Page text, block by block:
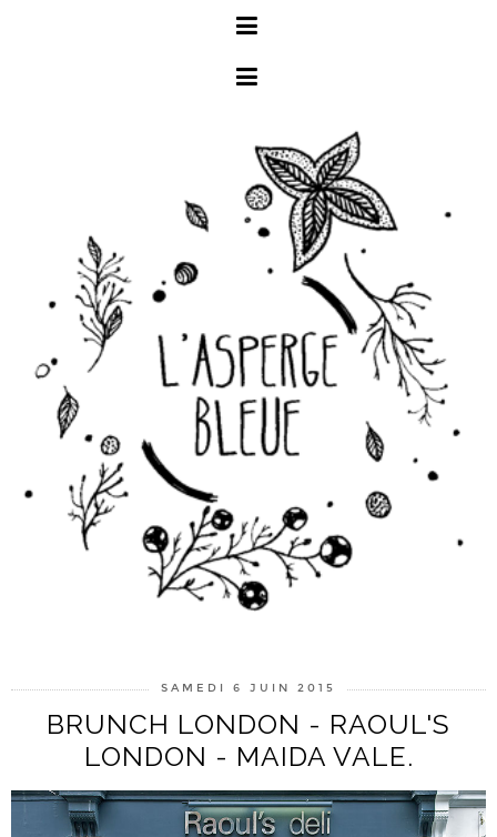
SAMEDI 6 JUIN 2015
BRUNCH LONDON - RAOUL'S
LONDON - MAIDA VALE.